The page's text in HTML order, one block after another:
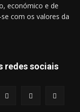
económico e de
com os valores da
redes sociais